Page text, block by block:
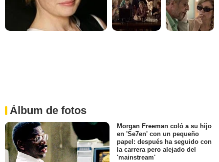
Álbum de fotos
Morgan Freeman coló a su hijo
en 'Se7en' con un pequeño
papel: después ha seguido con
la carrera pero alejado del
'mainstream'